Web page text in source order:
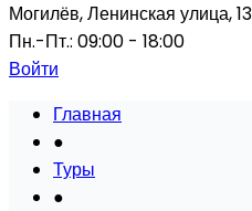
Могилёв, Ленинская улица,
Пн.-Пт.: 09:00 - 18:00
Войти
Главная
●
Туры
●